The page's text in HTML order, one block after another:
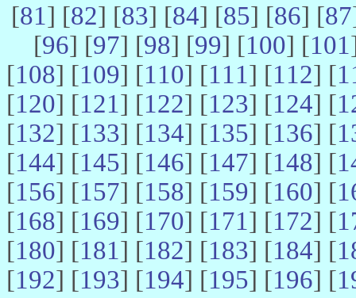
[81] [82] [83] [84] [85] [86] [87
[96] [97] [98] [99] [100] [101
[108] [109] [110] [111] [112] [
[120] [121] [122] [123] [124] [
[132] [133] [134] [135] [136] [
[144] [145] [146] [147] [148] [
[156] [157] [158] [159] [160] [
[168] [169] [170] [171] [172] [
[180] [181] [182] [183] [184] [
[192] [193] [194] [195] [196] [